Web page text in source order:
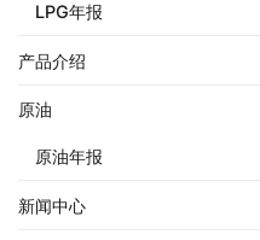
LPG年报
产品介绍
原油
原油年报
新闻中心